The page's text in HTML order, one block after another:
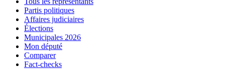
Partis politiques
Affaires judiciaires
Élections
Municipales 2026
Mon député
Comparer
Fact-checks